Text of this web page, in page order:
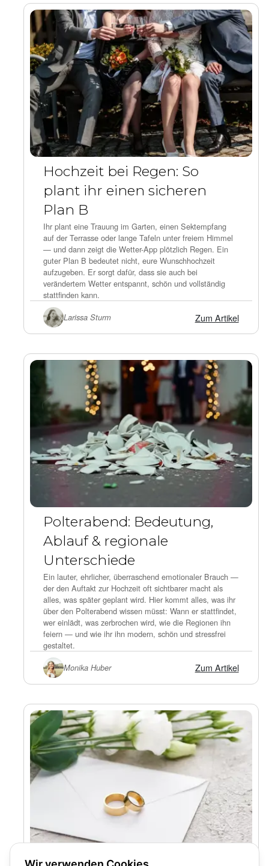
Hochzeit bei Regen: So
plant ihr einen sicheren
Plan B
Ihr plant eine Trauung im Garten, einen Sektempfang
auf der Terrasse oder lange Tafeln unter freiem Himmel
— und dann zeigt die Wetter-App plötzlich Regen. Ein
guter Plan B bedeutet nicht, eure Wunschhochzeit
aufzugeben. Er sorgt dafür, dass sie auch bei
verändertem Wetter entspannt, schön und vollständig
stattfinden kann.
Larissa Sturm Zum Artikel
Polterabend: Bedeutung,
Ablauf & regionale
Unterschiede
Ein lauter, ehrlicher, überraschend emotionaler Brauch —
der den Auftakt zur Hochzeit oft sichtbarer macht als
alles, was später geplant wird. Hier kommt alles, was ihr
über den Polterabend wissen müsst: Wann er stattfindet,
wer einlädt, was zerbrochen wird, wie die Regionen ihn
feiern — und wie ihr ihn modern, schön und stressfrei
gestaltet.
Monika Huber Zum Artikel